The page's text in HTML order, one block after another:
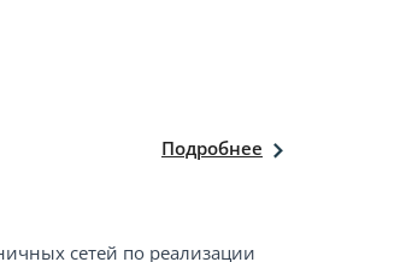
Подробнее
сетей по реализации